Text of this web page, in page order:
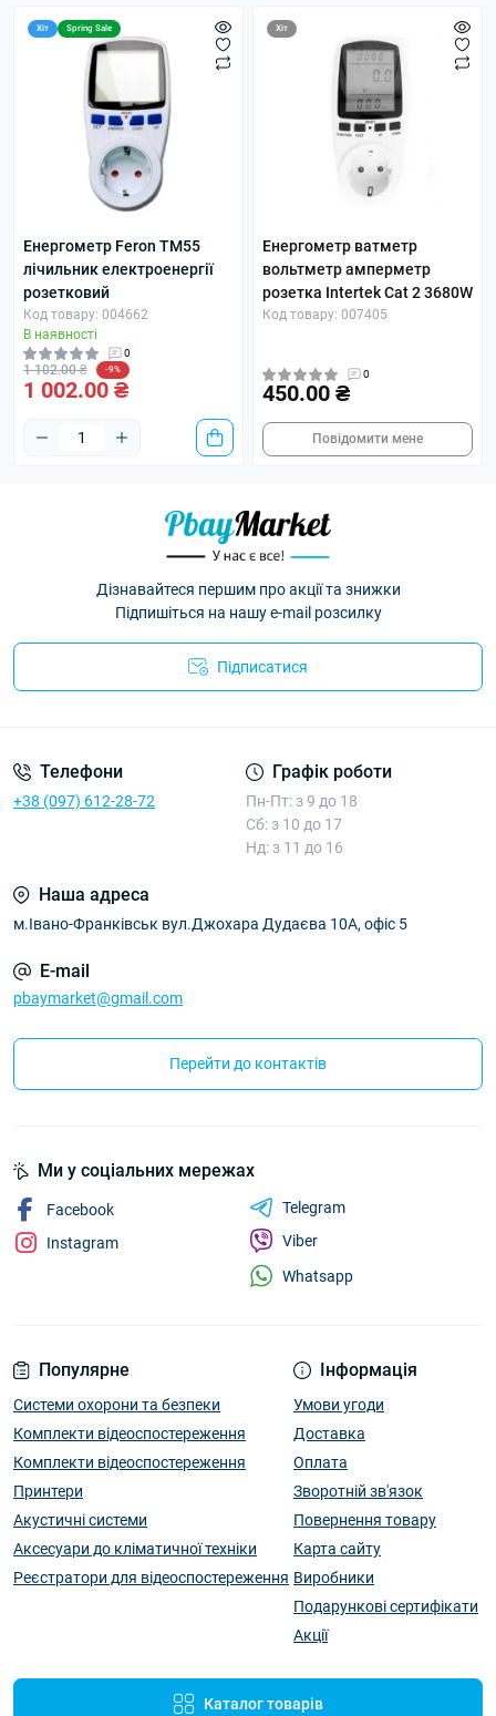
Хіт Spring Sale
Енергометр Feron TM55
лічильник електроенергії
розетковий
Код товару: 004662
В наявності
0
1 102.00 ₴ -9%
1 002.00 ₴
Хіт
Енергометр ватметр
вольтметр амперметр
розетка Intertek Cat 2 3680W
Код товару: 007405
0
450.00 ₴
Повідомити мене
Дізнавайтеся першим про акції та знижки
Підпишіться на нашу e-mail розсилку
Підписатися
Телефони
+38 (097) 612-28-72
Графік роботи
Пн-Пт: з 9 до 18
Сб: з 10 до 17
Нд: з 11 до 16
Наша адреса
м.Івано-Франківськ вул.Джохара Дудаєва 10А, офіс 5
E-mail
pbaymarket@gmail.com
Перейти до контактів
Популярне
Системи охорони та безпеки
Комплекти відеоспостереження
Комплекти відеоспостереження
Принтери
Акустичні системи
Аксесуари до кліматичної техніки
Реєстратори для відеоспостереження
Інформація
Умови угоди
Доставка
Оплата
Зворотній зв'язок
Повернення товару
Карта сайту
Виробники
Подарункові сертифікати
Акції
Каталог товарів
Ми у соціальних мережах
Facebook
Instagram
Telegram
Viber
Whatsapp